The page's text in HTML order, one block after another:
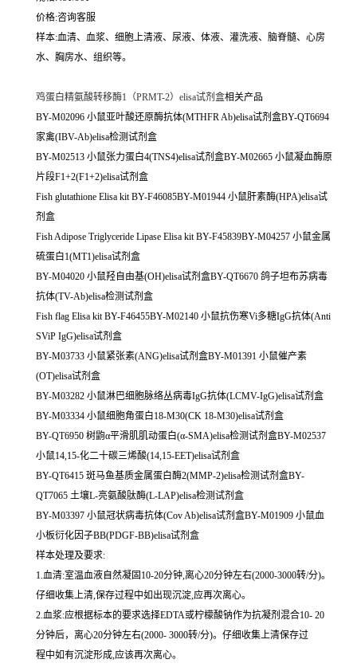
价格:咨询客服
样本:血清、血浆、细胞上清液、尿液、体液、灌洗液、脑脊髓、心房
水、胸房水、组织等。
鸡蛋白精氨酸转移酶1（PRMT-2）elisa试剂盒相关产品
BY-M02096 小鼠亚叶酸还原酶抗体(MTHFR Ab)elisa试剂盒BY-QT6694
家禽(IBV-Ab)elisa检测试剂盒
BY-M02513 小鼠张力蛋白4(TNS4)elisa试剂盒BY-M02665 小鼠凝血酶原
片段F1+2(F1+2)elisa试剂盒
Fish glutathione Elisa kit BY-F46085BY-M01944 小鼠肝素酶(HPA)elisa试
剂盒
Fish Adipose Triglyceride Lipase Elisa kit BY-F45839BY-M04257 小鼠金属
硫蛋白1(MT1)elisa试剂盒
BY-M04020 小鼠羟自由基(OH)elisa试剂盒BY-QT6670 鸽子坦布苏病毒
抗体(TV-Ab)elisa检测试剂盒
Fish flag Elisa kit BY-F46455BY-M02140 小鼠抗伤寒Vi多糖IgG抗体(Anti
SViP IgG)elisa试剂盒
BY-M03733 小鼠紧张素(ANG)elisa试剂盒BY-M01391 小鼠催产素
(OT)elisa试剂盒
BY-M03282 小鼠淋巴细胞脉络丛病毒IgG抗体(LCMV-IgG)elisa试剂盒
BY-M03334 小鼠细胞角蛋白18-M30(CK 18-M30)elisa试剂盒
BY-QT6950 树鼩α平滑肌肌动蛋白(α-SMA)elisa检测试剂盒BY-M02537
小鼠14,15-化二十碳三烯酸(14,15-EET)elisa试剂盒
BY-QT6415 斑马鱼基质金属蛋白酶2(MMP-2)elisa检测试剂盒BY-
QT7065 土壤L-亮氨酸肽酶(L-LAP)elisa检测试剂盒
BY-M03397 小鼠冠状病毒抗体(Cov Ab)elisa试剂盒BY-M01909 小鼠血
小板衍化因子BB(PDGF-BB)elisa试剂盒
样本处理及要求:
1.血清:室温血液自然凝固10-20分钟,离心20分钟左右(2000-3000转/分)。
仔细收集上清,保存过程中如出现沉淀,应再次离心。
2.血浆:应根据标本的要求选择EDTA或柠檬酸钠作为抗凝剂混合10- 20
分钟后，离心20分钟左右(2000- 3000转/分)。仔细收集上清保存过
程中如有沉淀形成,应该再次离心。